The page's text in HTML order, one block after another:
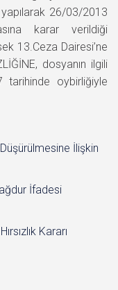
26/03/2013
karar verildiği
13.Ceza Dairesi’ne
dosyanın ilgili
tarihinde oybirliğiyle
İlişkin
İfadesi
Kararı